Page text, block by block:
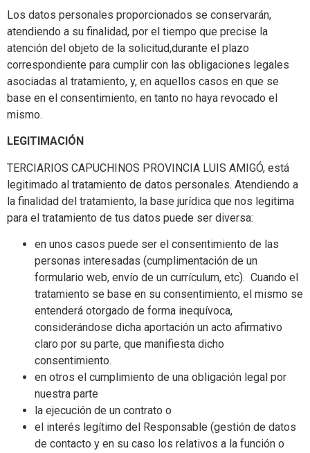
Los datos personales proporcionados se conservarán,
atendiendo a su finalidad, por el tiempo que precise la
atención del objeto de la solicitud,durante el plazo
correspondiente para cumplir con las obligaciones legales
asociadas al tratamiento, y, en aquellos casos en que se
base en el consentimiento, en tanto no haya revocado el
mismo.
LEGITIMACIÓN
TERCIARIOS CAPUCHINOS PROVINCIA LUIS AMIGÓ, está
legitimado al tratamiento de datos personales. Atendiendo a
la finalidad del tratamiento, la base jurídica que nos legitima
para el tratamiento de tus datos puede ser diversa:
en unos casos puede ser el consentimiento de las
personas interesadas (cumplimentación de un
formulario web, envío de un currículum, etc). Cuando el
tratamiento se base en su consentimiento, el mismo se
entenderá otorgado de forma inequívoca,
considerándose dicha aportación un acto afirmativo
claro por su parte, que manifiesta dicho
consentimiento.
en otros el cumplimiento de una obligación legal por
nuestra parte
la ejecución de un contrato o
el interés legítimo del Responsable (gestión de datos
de contacto y en su caso los relativos a la función o